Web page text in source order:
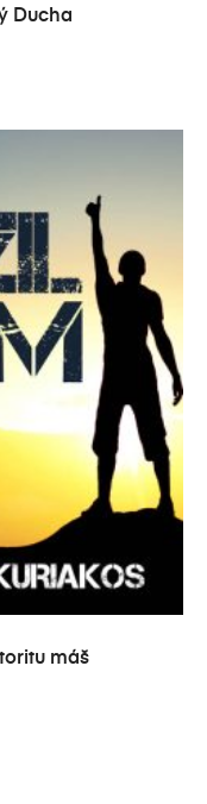
Ducha
máš